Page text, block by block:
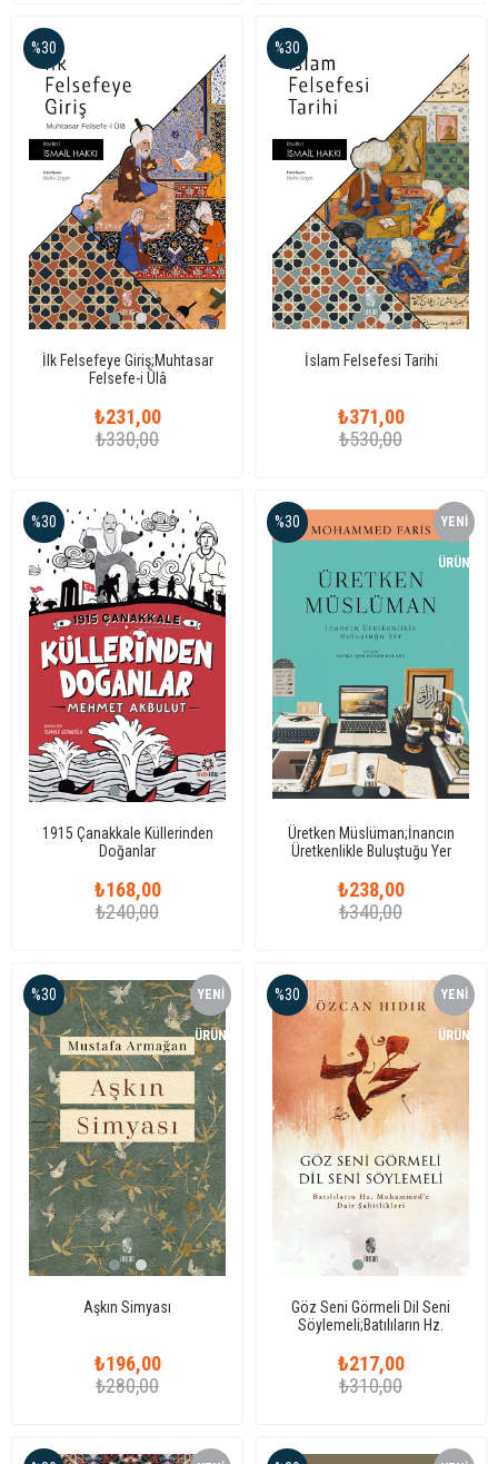
İlk Felsefeye Giriş;Muhtasar
Felsefe-i Ûlâ
₺231,00
₺330,00
%30
İslam Felsefesi Tarihi
₺371,00
₺530,00
%30
1915 Çanakkale Küllerinden
Doğanlar
₺168,00
₺240,00
%30
Üretken Müslüman;İnancın
Üretkenlikle Buluştuğu Yer
₺238,00
₺340,00
%30 YENI
ÜRÜN
Aşkın Simyası
₺196,00
₺280,00
%30 YENI
ÜRÜN
Göz Seni Görmeli Dil Seni
Söylemeli;Batılıların Hz.
₺217,00
₺310,00
%30 YENI
ÜRÜN